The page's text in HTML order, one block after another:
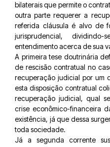
bilaterais que permite o
outra parte requerer a
referida cláusula é alvo de
jurisprudencial,
entendimento acerca de sua
A primeira tese doutrinária
de rescisão contratual no
recuperação judicial por um
esta disposição contratual
recuperação judicial, qual
crise econômico-financeira
existência, já que dessa
toda sociedade.
Já a segunda corrente